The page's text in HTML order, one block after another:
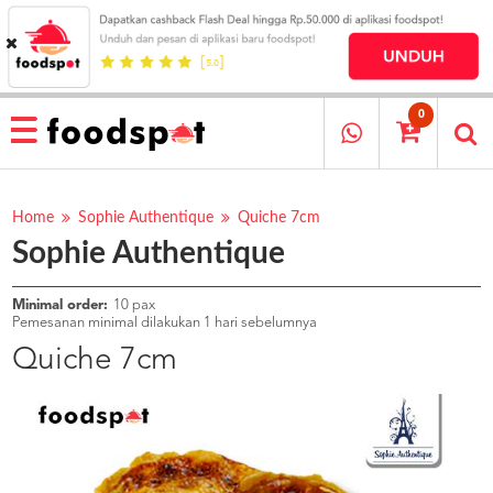
HOME
MENU
RESTAURANT
PESAN
OUR
COMPANY
KATA
MEREKA
KATALOG
PROGRAM
0
Home Sophie Authentique Quiche 7cm
Sophie Authentique
Minimal order: 10 pax
Pemesanan minimal dilakukan 1 hari sebelumnya
Quiche 7cm